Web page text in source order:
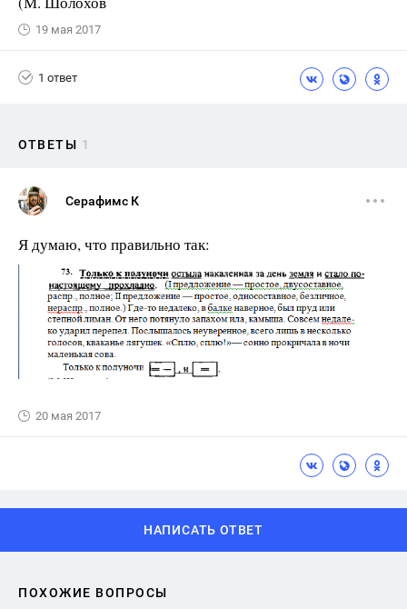
19 мая 2017
1 ответ
ОТВЕТЫ 1
Серафимс К
Я думаю, что правильно так:
20 мая 2017
НАПИСАТЬ ОТВЕТ
ПОХОЖИЕ ВОПРОСЫ